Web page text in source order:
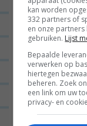
kan worden
332 partners of
en onze
gebruiken. Lijst
Bepaalde
verwerken op
hiertegen
beheren. Zoek
een link om uw
privacy- en